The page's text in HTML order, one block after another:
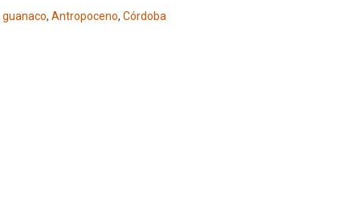
guanaco, Antropoceno, Córdoba